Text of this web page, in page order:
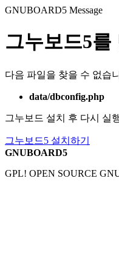
GNUBOARD5 Message
그누보드5
다음 파일을 찾을 수 없습
data/dbconfig.php
그누보드 설치 후 다시 실
그누보드5 설치하기
GNUBOARD5
GPL! OPEN SOURCE